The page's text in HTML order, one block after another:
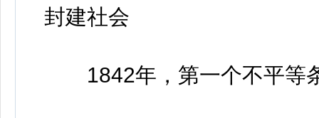
封建社会
1842年，第一个不平等